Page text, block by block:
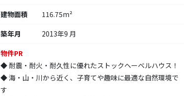
建物面積
116.75m²
築年月
2013年9 月
物件PR
◆ 耐震・耐火・耐久性に優れたストックヘーベルハウス！
◆ 海・山・川から近く、子育てや趣味に最適な自然環境で
す